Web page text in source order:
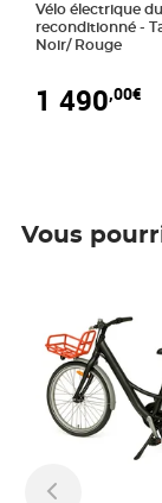
Vélo électrique
reconditionné - Taille normale -
Noir/ Rouge
1 490,00€
Vous